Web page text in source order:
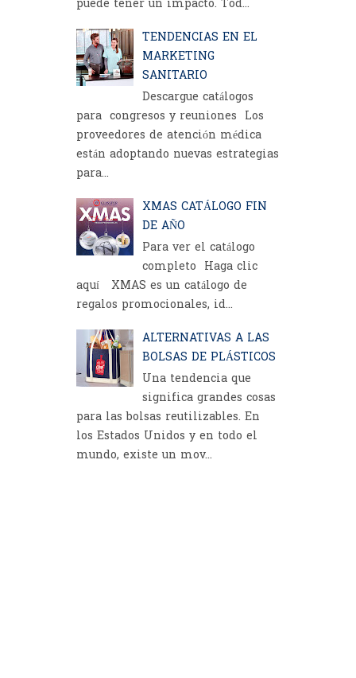
puede tener un impacto. Tod...
TENDENCIAS EN EL
MARKETING
SANITARIO
Descargue catálogos
para congresos y reuniones Los
proveedores de atención médica
están adoptando nuevas estrategias
para...
XMAS CATÁLOGO FIN
DE AÑO
Para ver el catálogo
completo Haga clic
aquí XMAS es un catálogo de
regalos promocionales, id...
ALTERNATIVAS A LAS
BOLSAS DE PLÁSTICOS
Una tendencia que
significa grandes cosas
para las bolsas reutilizables. En
los Estados Unidos y en todo el
mundo, existe un mov...